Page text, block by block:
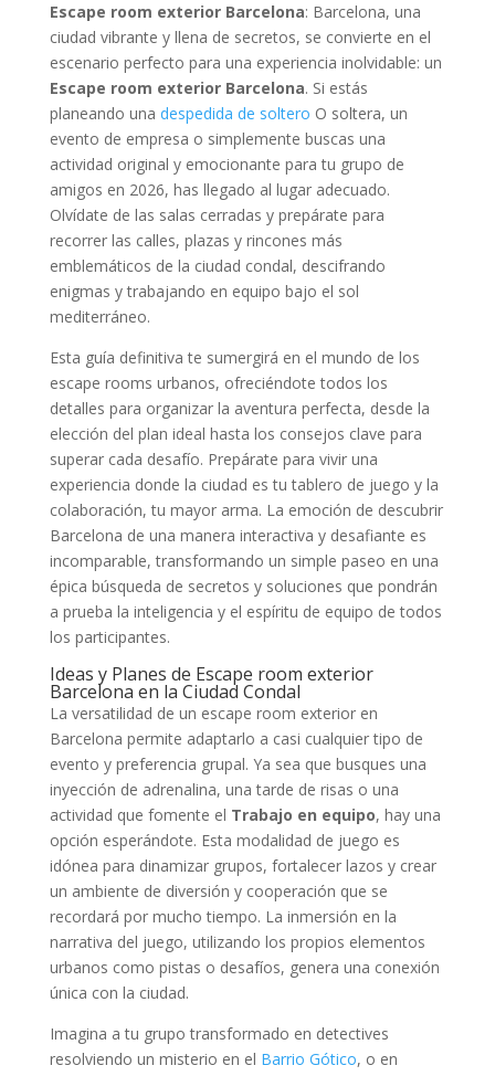
Escape room exterior Barcelona: Barcelona, una
ciudad vibrante y llena de secretos, se convierte en el
escenario perfecto para una experiencia inolvidable: un
Escape room exterior Barcelona. Si estás
planeando una despedida de soltero O soltera, un
evento de empresa o simplemente buscas una
actividad original y emocionante para tu grupo de
amigos en 2026, has llegado al lugar adecuado.
Olvídate de las salas cerradas y prepárate para
recorrer las calles, plazas y rincones más
emblemáticos de la ciudad condal, descifrando
enigmas y trabajando en equipo bajo el sol
mediterráneo.
Esta guía definitiva te sumergirá en el mundo de los
escape rooms urbanos, ofreciéndote todos los
detalles para organizar la aventura perfecta, desde la
elección del plan ideal hasta los consejos clave para
superar cada desafío. Prepárate para vivir una
experiencia donde la ciudad es tu tablero de juego y la
colaboración, tu mayor arma. La emoción de descubrir
Barcelona de una manera interactiva y desafiante es
incomparable, transformando un simple paseo en una
épica búsqueda de secretos y soluciones que pondrán
a prueba la inteligencia y el espíritu de equipo de todos
los participantes.
Ideas y Planes de Escape room exterior
Barcelona en la Ciudad Condal
La versatilidad de un escape room exterior en
Barcelona permite adaptarlo a casi cualquier tipo de
evento y preferencia grupal. Ya sea que busques una
inyección de adrenalina, una tarde de risas o una
actividad que fomente el Trabajo en equipo, hay una
opción esperándote. Esta modalidad de juego es
idónea para dinamizar grupos, fortalecer lazos y crear
un ambiente de diversión y cooperación que se
recordará por mucho tiempo. La inmersión en la
narrativa del juego, utilizando los propios elementos
urbanos como pistas o desafíos, genera una conexión
única con la ciudad.
Imagina a tu grupo transformado en detectives
resolviendo un misterio en el Barrio Gótico, o en